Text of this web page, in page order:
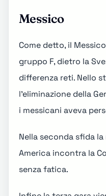
Messico
Come detto, il
gruppo F, dietro la
differenza reti. Nello
l'eliminazione della
i messicani aveva
Nella seconda sfida
America incontra la
senza fatica.